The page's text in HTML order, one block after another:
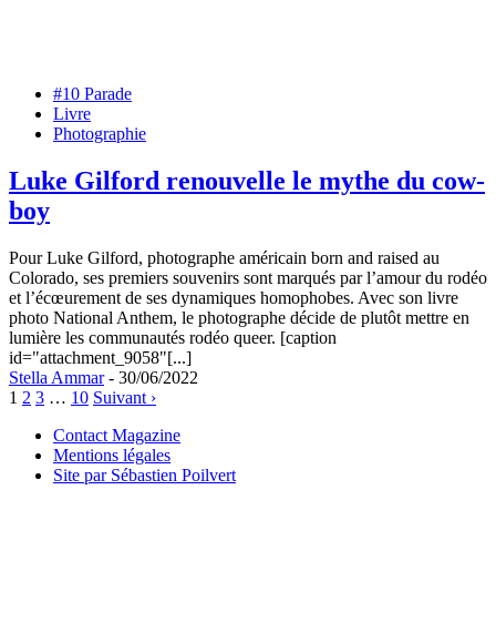
#10 Parade
Livre
Photographie
Luke Gilford renouvelle le mythe du cow-
boy
Pour Luke Gilford, photographe américain born and raised au
Colorado, ses premiers souvenirs sont marqués par l’amour du rodéo
et l’écœurement de ses dynamiques homophobes. Avec son livre
photo National Anthem, le photographe décide de plutôt mettre en
lumière les communautés rodéo queer. [caption
id="attachment_9058"[...]
Stella Ammar- 30/06/2022
1 2 3 … 10 Suivant ›
Contact Magazine
Mentions légales
Site par Sébastien Poilvert